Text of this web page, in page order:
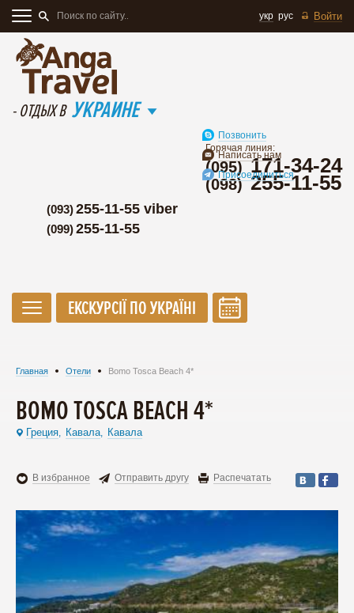
Войти
укр рус
- ОТДЫХ В УКРАИНЕ
Горячая линия:
(095)171-34-24
(098)255-11-55
(093)255-11-55 viber
(099)255-11-55
Позвонить
Написать нам
Присоединиться
ЕКСКУРСІЇ ПО УКРАЇНІ
Главная Отели Bomo Tosca Beach 4*
BOMO TOSCA BEACH 4*
Греция, Кавала, Кавала
В избранное Отправить другу Распечатать